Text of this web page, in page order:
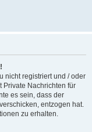
nicht registriert und / oder
Private Nachrichten für
es sein, dass der
entzogen hat.
zu erhalten.